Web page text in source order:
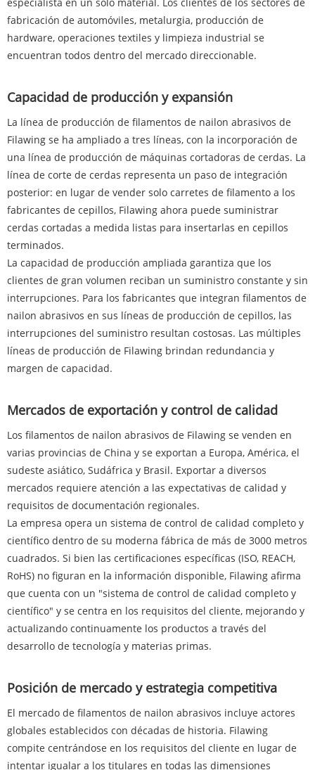
especialista en un solo material. Los clientes de los sectores de
fabricación de automóviles, metalurgia, producción de
hardware, operaciones textiles y limpieza industrial se
encuentran todos dentro del mercado direccionable.
Capacidad de producción y expansión
La línea de producción de filamentos de nailon abrasivos de
Filawing se ha ampliado a tres líneas, con la incorporación de
una línea de producción de máquinas cortadoras de cerdas. La
línea de corte de cerdas representa un paso de integración
posterior: en lugar de vender solo carretes de filamento a los
fabricantes de cepillos, Filawing ahora puede suministrar
cerdas cortadas a medida listas para insertarlas en cepillos
terminados.
La capacidad de producción ampliada garantiza que los
clientes de gran volumen reciban un suministro constante y sin
interrupciones. Para los fabricantes que integran filamentos de
nailon abrasivos en sus líneas de producción de cepillos, las
interrupciones del suministro resultan costosas. Las múltiples
líneas de producción de Filawing brindan redundancia y
margen de capacidad.
Mercados de exportación y control de calidad
Los filamentos de nailon abrasivos de Filawing se venden en
varias provincias de China y se exportan a Europa, América, el
sudeste asiático, Sudáfrica y Brasil. Exportar a diversos
mercados requiere atención a las expectativas de calidad y
requisitos de documentación regionales.
La empresa opera un sistema de control de calidad completo y
científico dentro de su moderna fábrica de más de 3000 metros
cuadrados. Si bien las certificaciones específicas (ISO, REACH,
RoHS) no figuran en la información disponible, Filawing afirma
que cuenta con un "sistema de control de calidad completo y
científico" y se centra en los requisitos del cliente, mejorando y
actualizando continuamente los productos a través del
desarrollo de tecnología y materias primas.
Posición de mercado y estrategia competitiva
El mercado de filamentos de nailon abrasivos incluye actores
globales establecidos con décadas de historia. Filawing
compite centrándose en los requisitos del cliente en lugar de
intentar igualar a los titulares en todas las dimensiones